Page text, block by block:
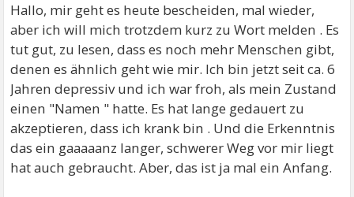
Hallo, mir geht es heute bescheiden, mal wieder,
aber ich will mich trotzdem kurz zu Wort melden . Es
tut gut, zu lesen, dass es noch mehr Menschen gibt,
denen es ähnlich geht wie mir. Ich bin jetzt seit ca. 6
Jahren depressiv und ich war froh, als mein Zustand
einen "Namen " hatte. Es hat lange gedauert zu
akzeptieren, dass ich krank bin . Und die Erkenntnis
das ein gaaaaanz langer, schwerer Weg vor mir liegt
hat auch gebraucht. Aber, das ist ja mal ein Anfang.